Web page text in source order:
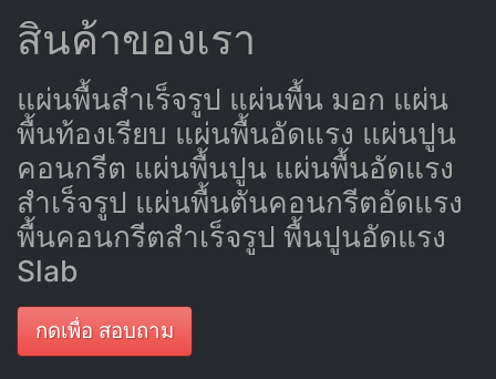
สินค้าของเรา
แผ่นพื้นสำเร็จรูป แผ่นพื้น มอก แผ่น
พื้นท้องเรียบ แผ่นพื้นอัดแรง แผ่นปูน
คอนกรีต แผ่นพื้นปูน แผ่นพื้นอัดแรง
สำเร็จรูป แผ่นพื้นตันคอนกรีตอัดแรง
พื้นคอนกรีตสำเร็จรูป พื้นปูนอัดแรง
Slab
กดเพื่อ สอบถาม